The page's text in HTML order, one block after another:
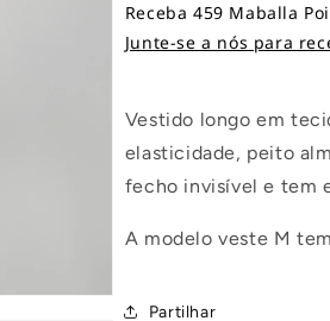
Receba 459 Maballa
Junte-se a nós para
Vestido longo em
elasticidade, peito
fecho invisível e tem
A modelo veste M
Partilhar